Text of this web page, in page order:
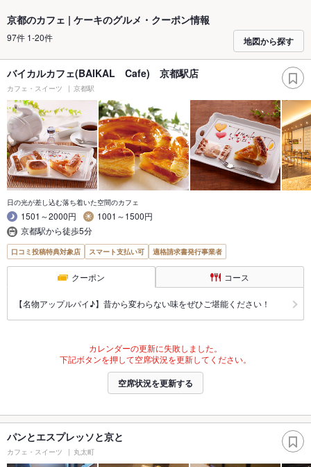
京都のカフェ | ケーキのグルメ・クーポン情報
97件 1-20件 地図から探す
バイカルカフェ(BAIKAL Cafe) 京都駅店
カフェ・スイーツ 京都駅
日の光が差し込む落ち着いた空間のカフェ
1501～2000円
1001～1500円
京都駅から徒歩5分
口コミ投稿特典対象店 スマート支払い可 適格請求書発行事業者
クーポン コース
【名物アップルパイ♪】昔から変わらない味をぜひご堪能ください！
カレンダーの更新に失敗しました。
下記ボタンを押して空席状況を更新してください。
空席状況を更新する
パンとエスプレッソと京と
カフェ・スイーツ 丸太町